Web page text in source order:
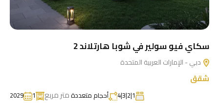
سكاي فيو سولير في شوبا هارتلاند 2
دبي - الإمارات العربية المتحدة
شقق
1|2|3|4 أحجام متعددةمتر مربع 1
2029